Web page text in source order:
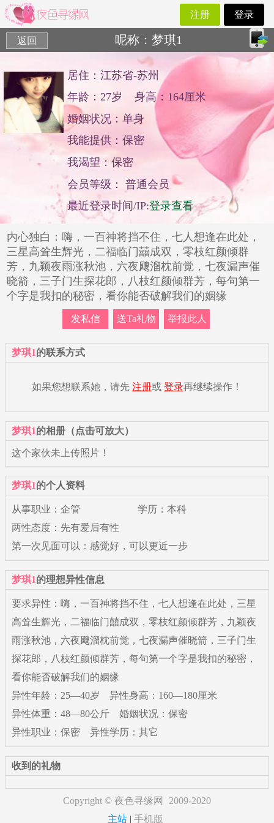
注册 登录
返回
返回 呢称：梦琪1
居住：江苏省-苏州
年龄：27岁
身高：164厘米
婚姻状况：单身
我能提供：保密
我渴望：保密
会员等级： 普通会员
最近登录时间/IP:登录查看
内心独白：嗨，一百神将挡不住，七人想逢在此处，
三星高耸生辉光，二福临门囍成双，零枝红颜倾群
芳，九颖夜雨涨秋池，六夜飕溜枕前觉，七夜漏声催
晓箭，三子门生探花郎，八枝红颜倾群芳，每句第一
个字是我扣的秘密，看你能否破解我们的姻缘
发私信 送Ta礼物 举报此人
梦琪1的联系方式
如果您想联系她，请先 注册或 登录再继续操作！
梦琪1的相册（点击可放大）
这个家伙未上传照片！
梦琪1的个人资料
从事职业：企管
学历：本科
两性态度：先有爱后有性
第一次见面可以：感觉好，可以更近一步
梦琪1的理想异性信息
要求异性：嗨，一百神将挡不住，七人想逢在此处，三星
高耸生辉光，二福临门囍成双，零枝红颜倾群芳，九颖夜
雨涨秋池，六夜飕溜枕前觉，七夜漏声催晓箭，三子门生
探花郎，八枝红颜倾群芳，每句第一个字是我扣的秘密，
看你能否破解我们的姻缘
异性年龄：25—40岁 异性身高：160—180厘米
异性体重：48—80公斤 婚姻状况：保密
异性职业：保密 异性学历：其它
收到的礼物
Copyright © 夜色寻缘网
2009-2020
主站 | 手机版